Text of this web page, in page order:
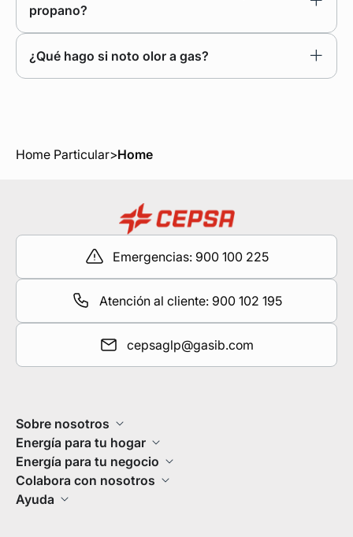
propano?
¿Qué hago si noto olor a gas?
Home Particular>Home
Emergencias: 900 100 225
Atención al cliente: 900 102 195
cepsaglp@gasib.com
Sobre nosotros
Energía para tu hogar
Energía para tu negocio
Colabora con nosotros
Ayuda